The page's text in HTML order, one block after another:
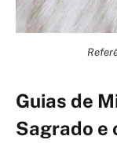
Guias de
Sagrado e